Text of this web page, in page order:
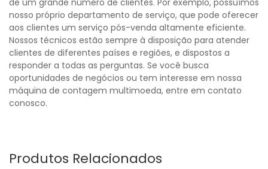
de um grande número de clientes. Por exemplo, possuímos
nosso próprio departamento de serviço, que pode oferecer
aos clientes um serviço pós-venda altamente eficiente.
Nossos técnicos estão sempre à disposição para atender
clientes de diferentes países e regiões, e dispostos a
responder a todas as perguntas. Se você busca
oportunidades de negócios ou tem interesse em nossa
máquina de contagem multimoeda, entre em contato
conosco.
Produtos Relacionados